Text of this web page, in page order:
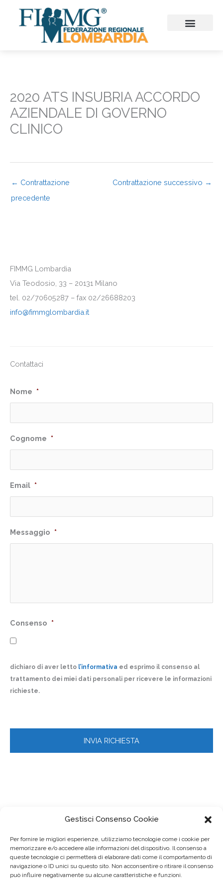
Gestisci Consenso Cookie
Per fornire le migliori esperienze, utilizziamo tecnologie come i cookie per
memorizzare e/o accedere alle informazioni del dispositivo. Il consenso a
queste tecnologie ci permetterà di elaborare dati come il comportamento di
navigazione o ID unici su questo sito. Non acconsentire o ritirare il consenso
può influire negativamente su alcune caratteristiche e funzioni.
contenuto
2020 ATS INSUBRIA ACCORDO
AZIENDALE DI GOVERNO
CLINICO
← Contrattazione
precedente
Contrattazione successivo →
FIMMG Lombardia
Via Teodosio, 33 – 20131 Milano
tel. 02/70605287 – fax 02/26688203
info@fimmglombardia.it
Contattaci
Nome *
Cognome *
Email *
Messaggio *
Consenso *
dichiaro di aver letto l’informativa ed esprimo il consenso al
trattamento dei miei dati personali per ricevere le informazioni
richieste.